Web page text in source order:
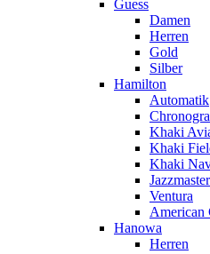
Guess
Damen
Herren
Gold
Silber
Hamilton
Automatik
Khaki
Khaki
Khaki
Jazzmaster
Ventura
American
Hanowa
Herren